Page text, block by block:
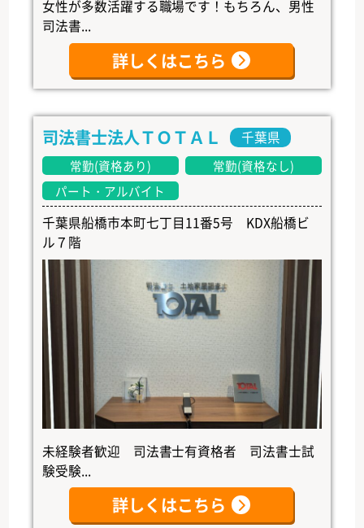
女性が多数活躍する職場です！もちろん、男性
司法書...
詳しくはこちら
司法書士法人ＴＯＴＡＬ 千葉県
常勤(資格あり)
常勤(資格なし)
パート・アルバイト
千葉県船橋市本町七丁目11番5号 KDX船橋ビ
ル７階
未経験者歓迎 司法書士有資格者 司法書士試
験受験...
詳しくはこちら